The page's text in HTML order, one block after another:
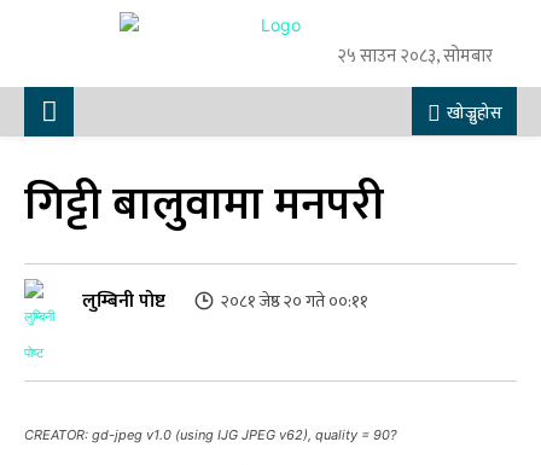
२५ साउन २०८३, सोमबार
खोज्नुहोस
गिट्टी बालुवामा मनपरी
लुम्बिनी पोष्ट २०८१ जेष्ठ २० गते ००:११
CREATOR: gd-jpeg v1.0 (using IJG JPEG v62), quality = 90?